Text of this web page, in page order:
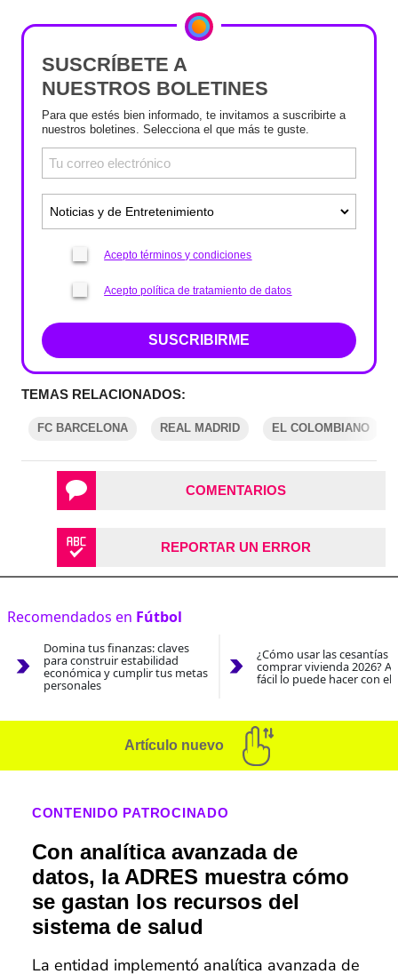
SUSCRÍBETE A
NUESTROS BOLETINES
Para que estés bien informado, te invitamos a suscribirte a
nuestros boletines. Selecciona el que más te guste.
Acepto términos y condiciones
Acepto política de tratamiento de datos
SUSCRIBIRME
TEMAS RELACIONADOS:
FC BARCELONA REAL MADRID EL COLOMBIANO
COMENTARIOS
REPORTAR UN ERROR
Recomendados en Fútbol
Domina tus finanzas: claves
para construir estabilidad
económica y cumplir tus metas
personales
¿Cómo usar las cesantías
comprar vivienda 2026?
fácil lo puede hacer con el
Artículo nuevo
CONTENIDO PATROCINADO
Con analítica avanzada de
datos, la ADRES muestra cómo
se gastan los recursos del
sistema de salud
La entidad implementó analítica avanzada de